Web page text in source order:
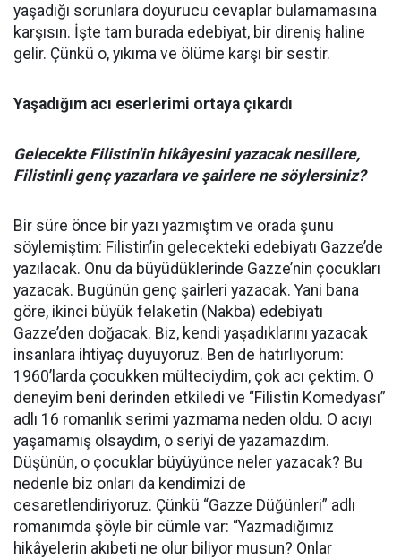
yaşadığı sorunlara doyurucu cevaplar bulamamasına
karşısın. İşte tam burada edebiyat, bir direniş haline
gelir. Çünkü o, yıkıma ve ölüme karşı bir sestir.
Yaşadığım acı eserlerimi ortaya çıkardı
Gelecekte Filistin'in hikâyesini yazacak nesillere,
Filistinli genç yazarlara ve şairlere ne söylersiniz?
Bir süre önce bir yazı yazmıştım ve orada şunu
söylemiştim: Filistin’in gelecekteki edebiyatı Gazze’de
yazılacak. Onu da büyüdüklerinde Gazze’nin çocukları
yazacak. Bugünün genç şairleri yazacak. Yani bana
göre, ikinci büyük felaketin (Nakba) edebiyatı
Gazze’den doğacak. Biz, kendi yaşadıklarını yazacak
insanlara ihtiyaç duyuyoruz. Ben de hatırlıyorum:
1960’larda çocukken mülteciydim, çok acı çektim. O
deneyim beni derinden etkiledi ve “Filistin Komedyası”
adlı 16 romanlık serimi yazmama neden oldu. O acıyı
yaşamamış olsaydım, o seriyi de yazamazdım.
Düşünün, o çocuklar büyüyünce neler yazacak? Bu
nedenle biz onları da kendimizi de
cesaretlendiriyoruz. Çünkü “Gazze Düğünleri” adlı
romanımda şöyle bir cümle var: “Yazmadığımız
hikâyelerin akıbeti ne olur biliyor musun? Onlar